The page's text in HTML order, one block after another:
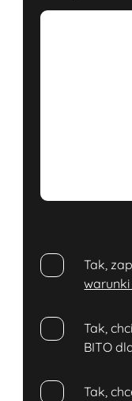
Tak,
warunki
Tak,
BITO
Tak,